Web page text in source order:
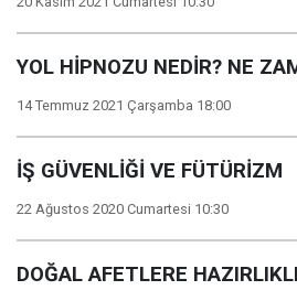
YOL HİPNOZU NEDİR? NE
14 Temmuz 2021 Çarşamba 18:00
İŞ GÜVENLİĞİ VE FÜTÜRİZM
22 Ağustos 2020 Cumartesi 10:30
DOĞAL AFETLERE